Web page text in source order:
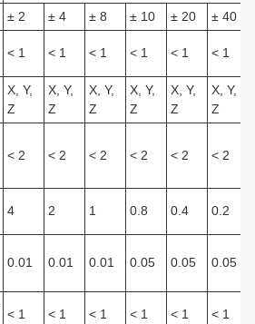
± 2 ± 4 ± 8 ± 10 ± 20 ± 40
< 1 < 1 < 1 < 1 < 1 < 1
X, Y,
Z
X, Y,
Z
X, Y,
Z
X, Y,
Z
X, Y,
Z
X, Y,
Z
< 2 < 2 < 2 < 2 < 2 < 2
4 2 1 0.8 0.4 0.2
0.01 0.01 0.01 0.05 0.05 0.05
< 1 < 1 < 1 < 1 < 1 < 1